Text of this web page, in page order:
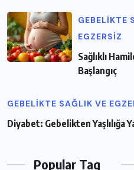
GEBELIKTE
EGZERSIZ
Sağlıklı
Başlangıç
GEBELIKTE SAĞLIK VE
Diyabet: Gebelikten Yaşlılığa
Popular Tag